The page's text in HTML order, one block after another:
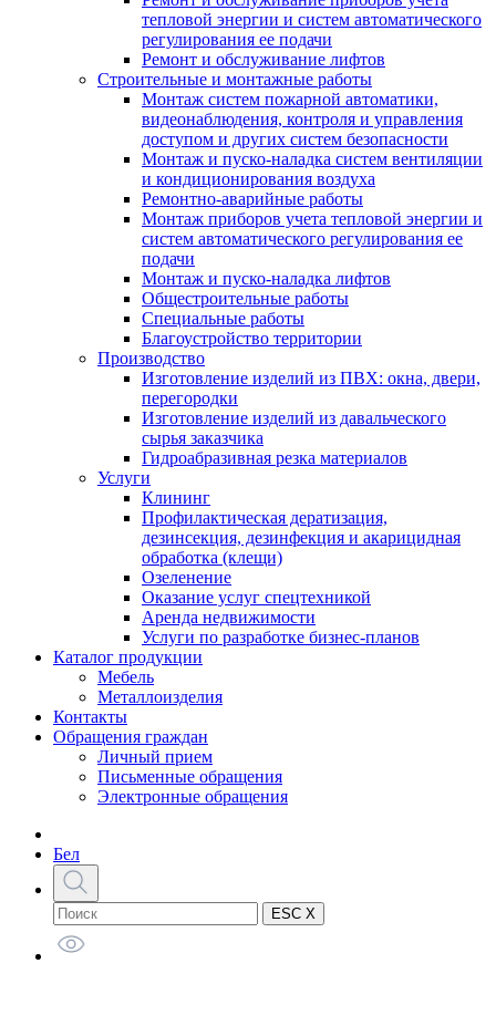
тепловой энергии и систем автоматического
регулирования ее подачи
Ремонт и обслуживание лифтов
Строительные и монтажные работы
Монтаж систем пожарной автоматики,
видеонаблюдения, контроля и управления
доступом и других систем безопасности
Монтаж и пуско-наладка систем вентиляции
и кондиционирования воздуха
Ремонтно-аварийные работы
Монтаж приборов учета тепловой энергии и
систем автоматического регулирования ее
подачи
Монтаж и пуско-наладка лифтов
Общестроительные работы
Специальные работы
Благоустройство территории
Производство
Изготовление изделий из ПВХ: окна, двери,
перегородки
Изготовление изделий из давальческого
сырья заказчика
Гидроабразивная резка материалов
Услуги
Клининг
Профилактическая дератизация,
дезинсекция, дезинфекция и акарицидная
обработка (клещи)
Озеленение
Оказание услуг спецтехникой
Аренда недвижимости
Услуги по разработке бизнес-планов
Каталог продукции
Мебель
Металлоизделия
Контакты
Обращения граждан
Личный прием
Письменные обращения
Электронные обращения
Бел
ESC X